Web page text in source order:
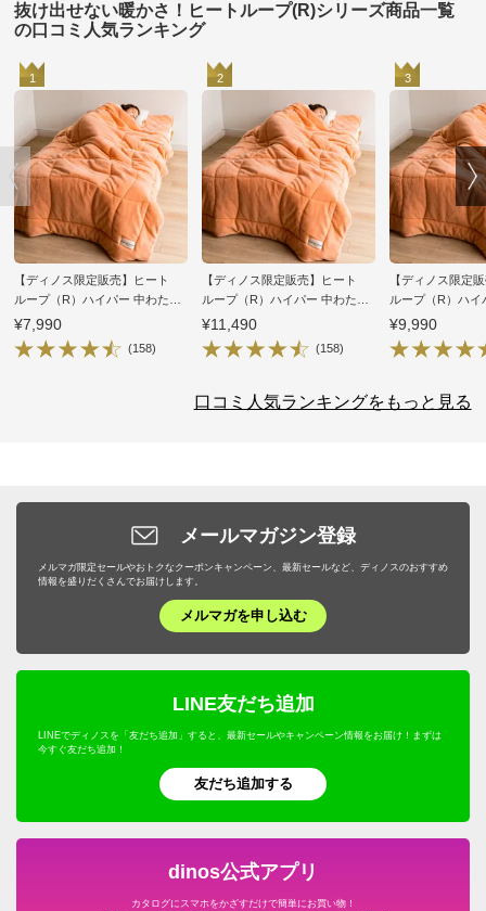
抜け出せない暖かさ！ヒートループ(R)シリーズ商品一覧
の口コミ人気ランキング
1
【ディノス限定販売】ヒート
ループ（R）ハイパー 中わた入
り発熱毛布
¥7,990
(158)
2
【ディノス限定販売】ヒート
ループ（R）ハイパー 中わた入
り発熱毛布
¥11,490
(158)
3
【ディノス限定
ループ（R）ハイ
り発熱毛布
¥9,990
口コミ人気ランキングをもっと見る
メールマガジン登録
メルマガ限定セールやおトクなクーポンキャンペーン、最新セールなど、ディノスのおすすめ
情報を盛りだくさんでお届けします。
メルマガを申し込む
LINE友だち追加
LINEでディノスを「友だち追加」すると、最新セールやキャンペーン情報をお届け！まずは
今すぐ友だち追加！
友だち追加する
dinos公式アプリ
カタログにスマホをかざすだけで簡単にお買い物！